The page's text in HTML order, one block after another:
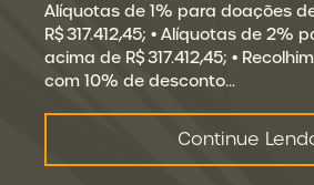
Alíquotas de 1% para doações
R$ 317.412,45; • Alíquotas de 2%
acima de R$ 317.412,45; •
com 10% de desconto…
Continue